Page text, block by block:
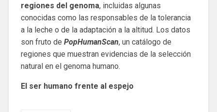
regiones del genoma, incluidas algunas
conocidas como las responsables de la tolerancia
a la leche o de la adaptación a la altitud. Los datos
son fruto de PopHumanScan, un catálogo de
regiones que muestran evidencias de la selección
natural en el genoma humano.
El ser humano frente al espejo